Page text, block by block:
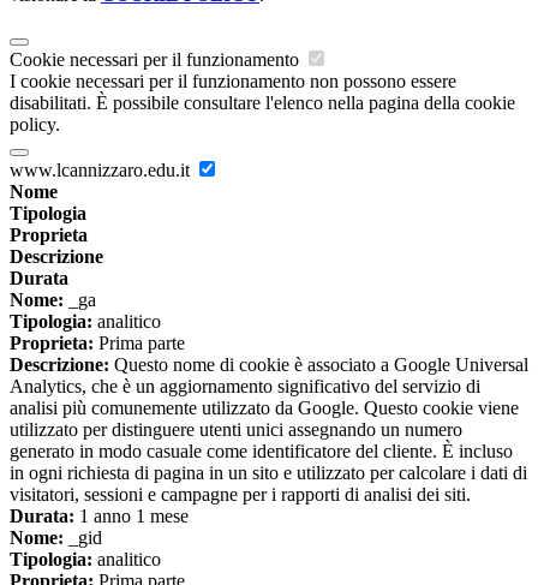
Cookie necessari per il funzionamento
I cookie necessari per il funzionamento non possono essere
disabilitati. È possibile consultare l'elenco nella pagina della cookie
policy.
www.lcannizzaro.edu.it
Nome
Tipologia
Proprieta
Descrizione
Durata
Nome: _ga
Tipologia: analitico
Proprieta: Prima parte
Descrizione: Questo nome di cookie è associato a Google Universal
Analytics, che è un aggiornamento significativo del servizio di
analisi più comunemente utilizzato da Google. Questo cookie viene
utilizzato per distinguere utenti unici assegnando un numero
generato in modo casuale come identificatore del cliente. È incluso
in ogni richiesta di pagina in un sito e utilizzato per calcolare i dati di
visitatori, sessioni e campagne per i rapporti di analisi dei siti.
Durata: 1 anno 1 mese
Nome: _gid
Tipologia: analitico